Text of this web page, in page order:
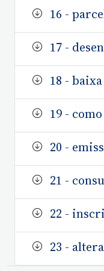
16 -
17 -
18 -
19 -
20 -
21 -
22 -
23 -